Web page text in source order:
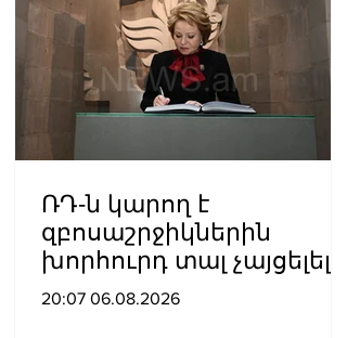
ՌԴ-ն կարող է
զբոսաշրջիկներին
խորհուրդ տալ չայցելել
Հայաստան՝
20:07 06.08.2026